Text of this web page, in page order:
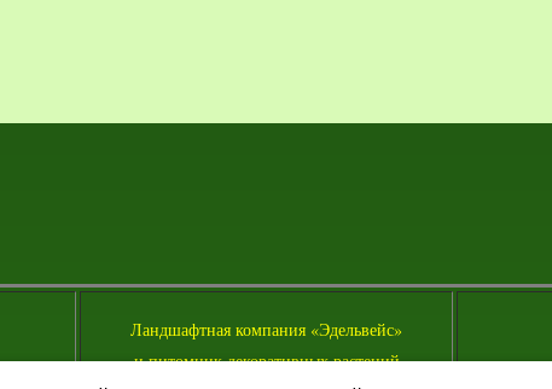
Ландшафтная компания «Эдельвейс»
и питомник декоративных растений